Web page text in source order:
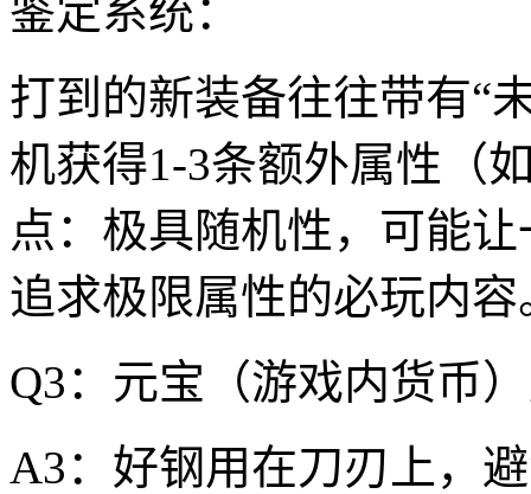
鉴定系统：
打到的新装备往往带有“
机获得1-3条额外属性（
点：极具随机性，可能
追求极限属性的必玩内容
Q3：元宝（游戏内货币
A3：好钢用在刀刃上，